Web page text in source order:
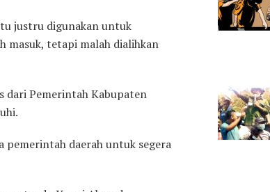
justru digunakan untuk
masuk, tetapi malah dialihkan
dari Pemerintah Kabupaten
pemerintah daerah untuk segera